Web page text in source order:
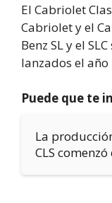
El Cabriolet
Cabriolet y el
Benz SL y el
lanzados el
Puede que te
La
CLS